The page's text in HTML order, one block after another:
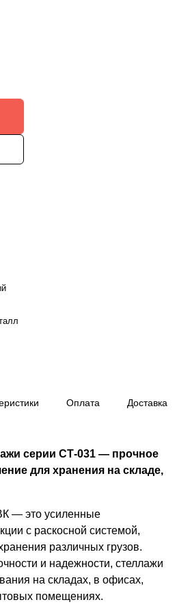
Оплата Доставка
серии СТ-031 — прочное
для хранения на складе,
— это усиленные
с раскосной системой,
различных грузов.
и надежности, стеллажи
на складах, в офисах,
помещениях.